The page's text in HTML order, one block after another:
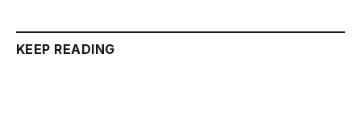
KEEP READING